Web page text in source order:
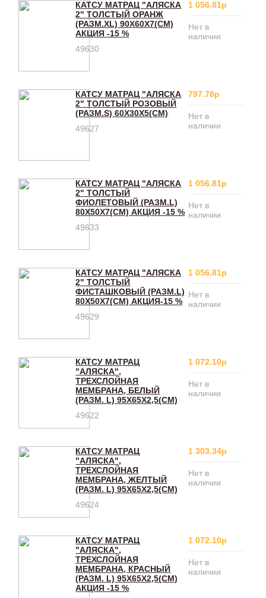
КАТСУ МАТРАЦ "АЛЯСКА
2" ТОЛСТЫЙ ОРАНЖ
(РАЗМ.XL) 90Х60Х7(CM)
АКЦИЯ -15 %
49630
1 056.81р
Нет в
наличии
КАТСУ МАТРАЦ "АЛЯСКА
2" ТОЛСТЫЙ РОЗОВЫЙ
(РАЗМ.S) 60Х30Х5(СM)
49627
797.78р
Нет в
наличии
КАТСУ МАТРАЦ "АЛЯСКА
2" ТОЛСТЫЙ
ФИОЛЕТОВЫЙ (РАЗМ.L)
80Х50Х7(CM) АКЦИЯ -15 %
49633
1 056.81р
Нет в
наличии
КАТСУ МАТРАЦ "АЛЯСКА
2" ТОЛСТЫЙ
ФИСТАШКОВЫЙ (РАЗМ.L)
80Х50Х7(CM) АКЦИЯ-15 %
49629
1 056.81р
Нет в
наличии
КАТСУ МАТРАЦ
"АЛЯСКА",
ТРЕХСЛОЙНАЯ
МЕМБРАНА, БЕЛЫЙ
(РАЗМ. L) 95Х65Х2,5(CM)
49622
1 072.10р
Нет в
наличии
КАТСУ МАТРАЦ
"АЛЯСКА",
ТРЕХСЛОЙНАЯ
МЕМБРАНА, ЖЕЛТЫЙ
(РАЗМ. L) 95Х65Х2,5(CM)
49624
1 303.34р
Нет в
наличии
КАТСУ МАТРАЦ
"АЛЯСКА",
ТРЕХСЛОЙНАЯ
МЕМБРАНА, КРАСНЫЙ
(РАЗМ. L) 95Х65Х2,5(CM)
АКЦИЯ -15 %
1 072.10р
Нет в
наличии